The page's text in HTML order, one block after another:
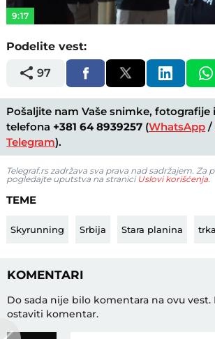
9:17
Podelite vest:
97
Pošaljite nam Vaše snimke, fotografije
telefona +381 64 8939257 (WhatsApp /
Telegram).
Telegraf.rs zadržava sva prava nad sadržajem. Za
pogledajte uputstva na stranici Uslovi korišćenja.
TEME
Skyrunning Srbija Stara planina trka
KOMENTARI
Do sada nije bilo komentara na ovu vest.
ostaviti komentar.